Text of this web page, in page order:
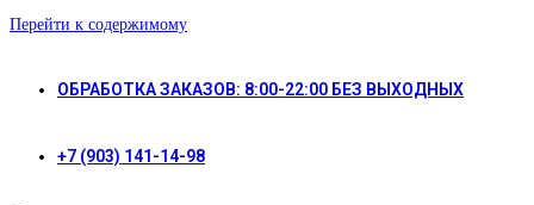
Перейти к содержимому
ОБРАБОТКА ЗАКАЗОВ: 8:00-22:00 БЕЗ ВЫХОДНЫХ
+7 (903) 141-14-98